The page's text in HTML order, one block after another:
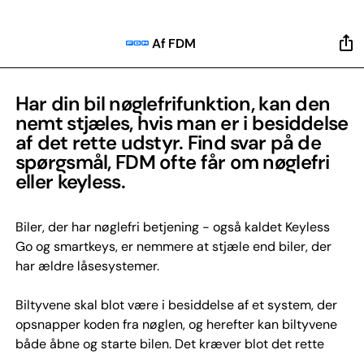
Af FDM
Har din bil nøglefrifunktion, kan den
nemt stjæles, hvis man er i besiddelse
af det rette udstyr. Find svar på de
spørgsmål, FDM ofte får om nøglefri
eller keyless.
Biler, der har nøglefri betjening - også kaldet Keyless
Go og smartkeys, er nemmere at stjæle end biler, der
har ældre låsesystemer.
Biltyvene skal blot være i besiddelse af et system, der
opsnapper koden fra nøglen, og herefter kan biltyvene
både åbne og starte bilen. Det kræver blot det rette